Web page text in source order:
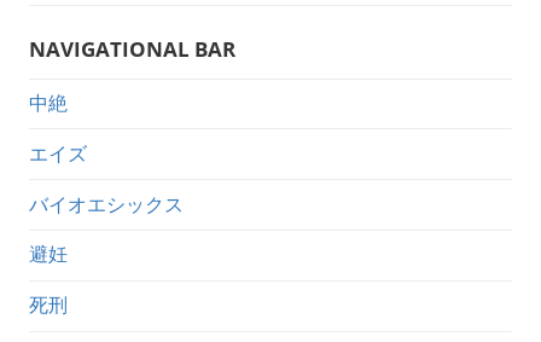
NAVIGATIONAL BAR
中絶
エイズ
バイオエシックス
避妊
死刑